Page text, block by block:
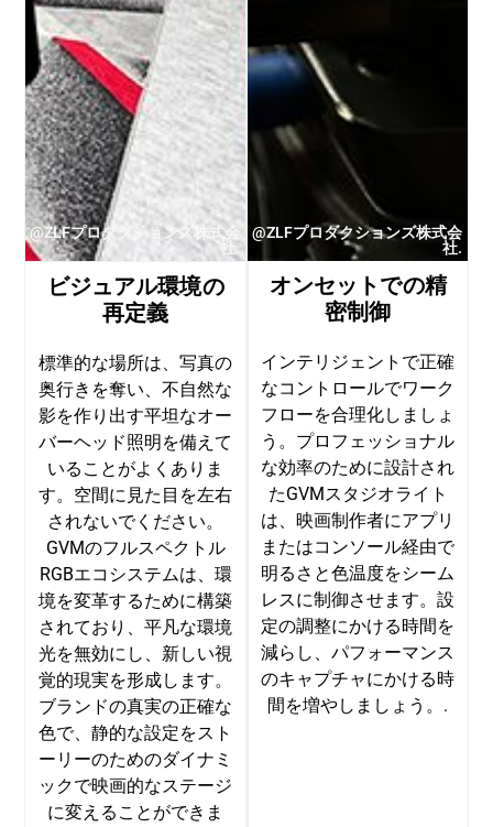
ビジュアル環境の
再定義
標準的な場所は、写真の
奥行きを奪い、不自然な
影を作り出す平坦なオー
バーヘッド照明を備えて
いることがよくありま
す。空間に見た目を左右
されないでください。
GVMのフルスペクトル
RGBエコシステムは、環
境を変革するために構築
されており、平凡な環境
光を無効にし、新しい視
覚的現実を形成します。
ブランドの真実の正確な
色で、静的な設定をスト
ーリーのためのダイナミ
ックで映画的なステージ
に変えることができま
@ZLFプロダクションズ株式会
社.
@ZLFプロダクションズ株式会
社.
オンセットでの精
密制御
インテリジェントで正確
なコントロールでワーク
フローを合理化しましょ
う。プロフェッショナル
な効率のために設計され
たGVMスタジオライト
は、映画制作者にアプリ
またはコンソール経由で
明るさと色温度をシーム
レスに制御させます。設
定の調整にかける時間を
減らし、パフォーマンス
のキャプチャにかける時
間を増やしましょう。.